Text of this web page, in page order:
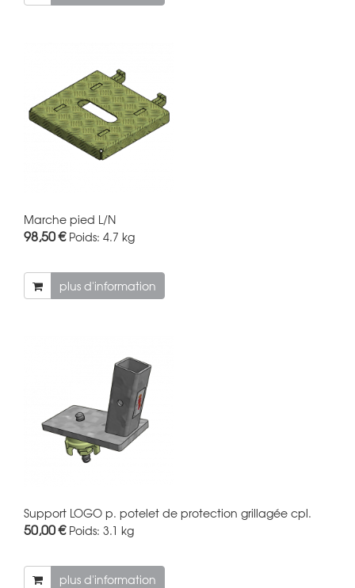
Marche pied L/N
98,50 € Poids: 4.7 kg
plus d'information
Support LOGO p. potelet de protection grillagée cpl.
50,00 € Poids: 3.1 kg
plus d'information